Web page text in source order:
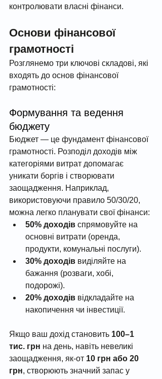
контролювати власні фінанси.
Основи фінансової
грамотності
Розглянемо три ключові складові, які
входять до основ фінансової
грамотності:
Формування та ведення
бюджету
Бюджет — це фундамент фінансової
грамотності. Розподіл доходів між
категоріями витрат допомагає
уникати боргів і створювати
заощадження. Наприклад,
використовуючи правило 50/30/20,
можна легко планувати свої фінанси:
50% доходів спрямовуйте на
основні витрати (оренда,
продукти, комунальні послуги).
30% доходів виділяйте на
бажання (розваги, хобі,
подорожі).
20% доходів відкладайте на
накопичення чи інвестиції.
Якщо ваш дохід становить 100–1
тис. грн на день, навіть невеликі
заощадження, як-от 10 грн або 20
грн, створюють значний запас у